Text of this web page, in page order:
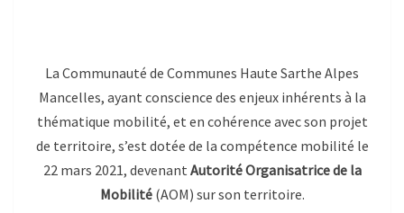
La Communauté de Communes Haute Sarthe Alpes
Mancelles, ayant conscience des enjeux inhérents à la
thématique mobilité, et en cohérence avec son projet
de territoire, s’est dotée de la compétence mobilité le
22 mars 2021, devenant Autorité Organisatrice de la
Mobilité(AOM) sur son territoire.